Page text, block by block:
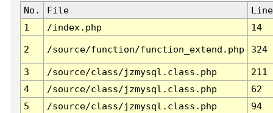
No. File
Line
1
/index.php 14
2 /source/function/function_extend.php 324
3 /source/class/jzmysql.class.php
211
4
/source/class/jzmysql.class.php
62
5
/source/class/jzmysql.class.php
94